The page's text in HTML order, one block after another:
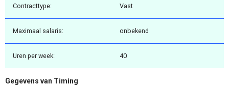
Contracttype: Vast
Maximaal salaris: onbekend
Uren per week: 40
Gegevens van Timing